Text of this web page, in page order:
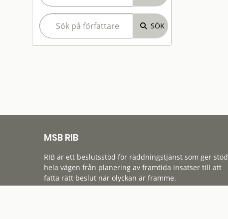
MSB RIB
RIB är ett beslutsstöd för räddningstjänst som ger stöd
hela vägen från planering av framtida insatser till att
fatta rätt beslut när olyckan är framme.